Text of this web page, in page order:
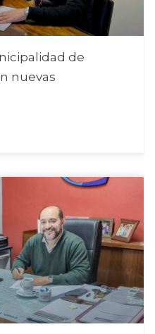
de
nuevas